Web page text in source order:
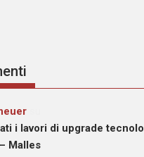
i lavori di upgrade
Malles